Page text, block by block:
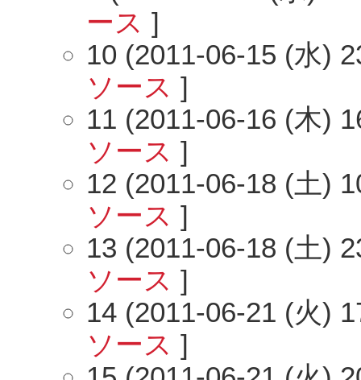
ース ]
10 (2011-06-15 (水)
ソース ]
11 (2011-06-16 (木)
ソース ]
12 (2011-06-18 (土)
ソース ]
13 (2011-06-18 (土)
ソース ]
14 (2011-06-21 (火)
ソース ]